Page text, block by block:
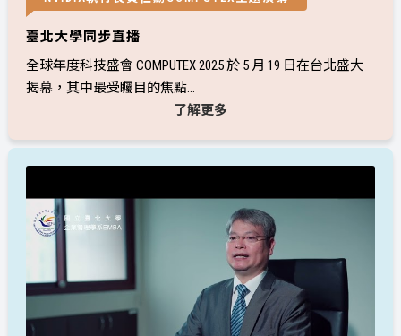
臺北大學同步直播
全球年度科技盛會 COMPUTEX 2025 於 5 月 19 日在台北盛大
揭幕，其中最受矚目的焦點...
了解更多